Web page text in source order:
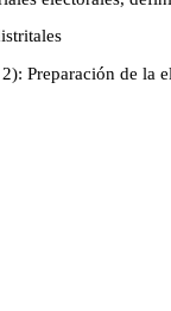
Preparación de la